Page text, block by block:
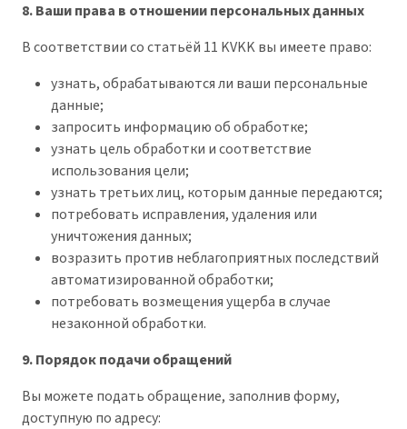
8. Ваши права в отношении персональных данных
В соответствии со статьёй 11 KVKK вы имеете право:
узнать, обрабатываются ли ваши персональные
данные;
запросить информацию об обработке;
узнать цель обработки и соответствие
использования цели;
узнать третьих лиц, которым данные передаются;
потребовать исправления, удаления или
уничтожения данных;
возразить против неблагоприятных последствий
автоматизированной обработки;
потребовать возмещения ущерба в случае
незаконной обработки.
9. Порядок подачи обращений
Вы можете подать обращение, заполнив форму,
доступную по адресу: